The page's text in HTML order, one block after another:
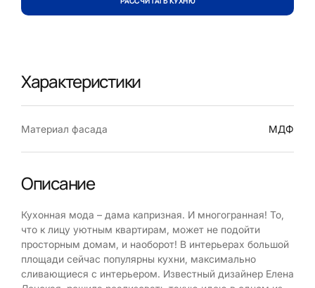
Характеристики
Материал фасада МДФ
Описание
Кухонная мода – дама капризная. И многогранная! То,
что к лицу уютным квартирам, может не подойти
просторным домам, и наоборот! В интерьерах большой
площади сейчас популярны кухни, максимально
сливающиеся с интерьером. Известный дизайнер Елена